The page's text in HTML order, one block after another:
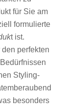
für Sie am
formulierte
t ist.
perfekten
Styling-
besonders